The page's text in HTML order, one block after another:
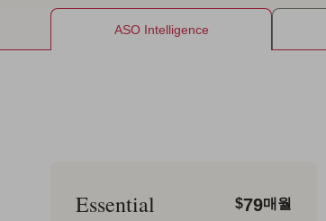
ASO Intelligence
Essential $79매월